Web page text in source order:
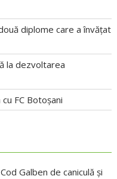
diplome care a învățat
la dezvoltarea
FC Botoșani
Galben de caniculă și